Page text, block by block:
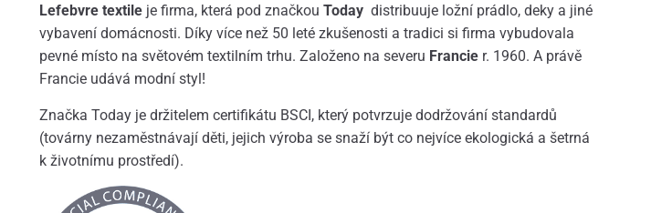
Lefebvre textile je firma, která pod značkou Today distribuuje ložní prádlo, deky a jiné
vybavení domácnosti. Díky více než 50 leté zkušenosti a tradici si firma vybudovala
pevné místo na světovém textilním trhu. Založeno na severu Francier. 1960. A právě
Francie udává modní styl!
Značka Today je držitelem certifikátu BSCI, který potvrzuje dodržování standardů
(továrny nezaměstnávají děti, jejich výroba se snaží být co nejvíce ekologická a šetrná
k životnímu prostředí).